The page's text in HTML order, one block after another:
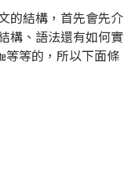
的結構，首先會先介
構、語法還有如何實
等等的，所以下面條